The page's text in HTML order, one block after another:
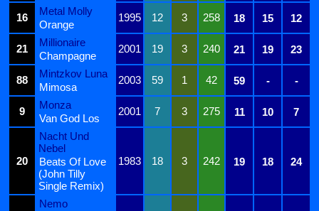
16
Metal Molly
1995 12 3 258 18 15 12
Orange
21
Millionaire
2001 19 3 240 21 19 23
Champagne
88
Mintzkov Luna
2003 59 1 42 59 - -
Mimosa
9
Monza
2001 7 3 275 11 10 7
Van God Los
20
Nacht Und
Nebel
1983
18 3 242 19 18 24
Beats Of Love
(John Tilly
Single Remix)
Nemo